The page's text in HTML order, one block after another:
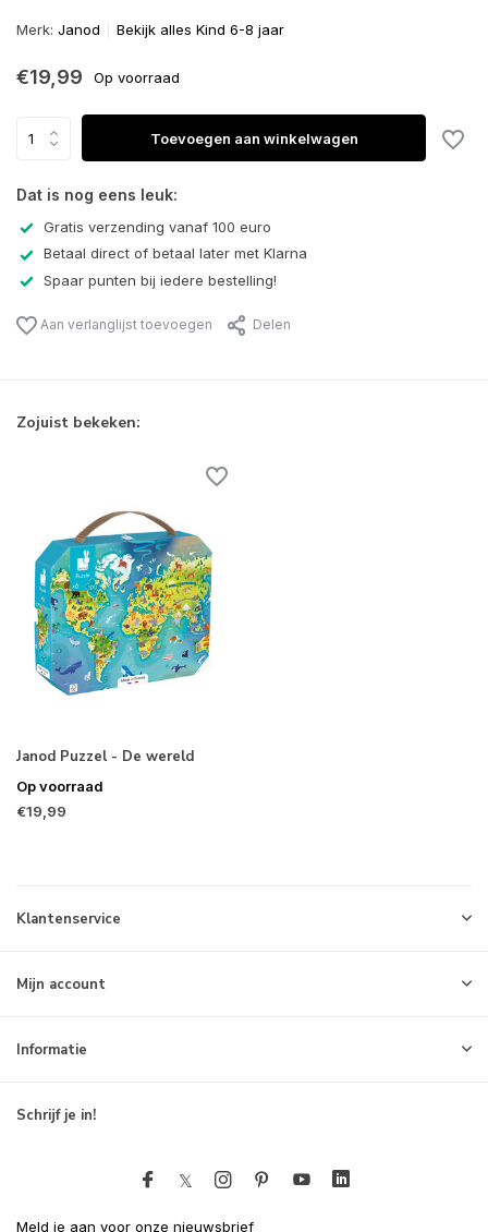
Merk: Janod Bekijk alles Kind 6-8 jaar
€19,99 Op voorraad
Toevoegen aan winkelwagen
Dat is nog eens leuk:
Gratis verzending vanaf 100 euro
Betaal direct of betaal later met Klarna
Spaar punten bij iedere bestelling!
Aan verlanglijst toevoegen Delen
Zojuist bekeken:
Janod Puzzel - De wereld
Op voorraad
€19,99
Klantenservice
Mijn account
Informatie
Schrijf je in!
Meld je aan voor onze nieuwsbrief